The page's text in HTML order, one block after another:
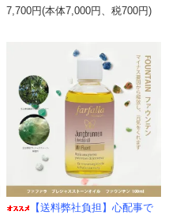
7,700円(本体7,000円、税700円)
【送料弊社負担】心配事で